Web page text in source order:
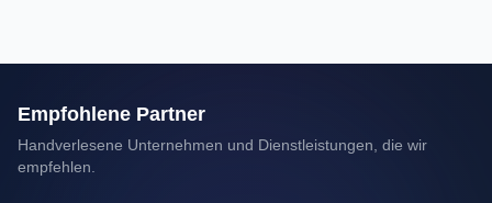
Empfohlene Partner
Handverlesene Unternehmen und Dienstleistungen, die wir
empfehlen.